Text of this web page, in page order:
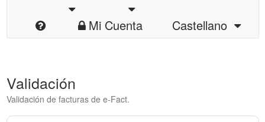
Mi Cuenta
Castellano
Validación
Validación de facturas de e-Fact.